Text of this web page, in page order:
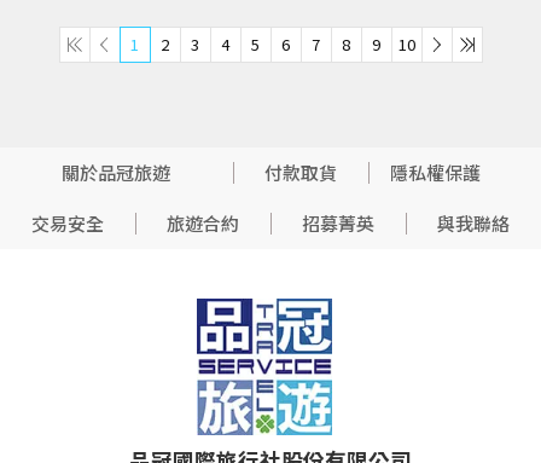
1 2 3 4 5 6 7 8 9 10
關於品冠旅遊 付款取貨
隱私權保護
交易安全
旅遊合約 招募菁英 與我聯絡